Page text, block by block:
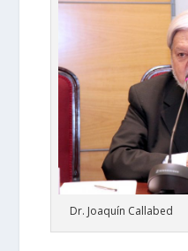
Dr. Joaquín Callabed